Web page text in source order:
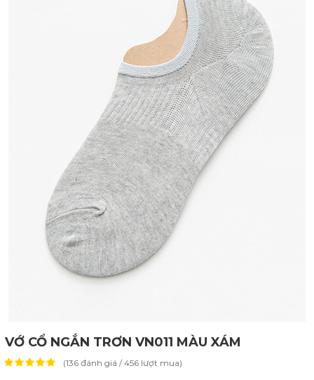
VỚ CỔ NGẮN TRƠN VN011 MÀU XÁM
(136 đánh giá / 456 lượt mua)